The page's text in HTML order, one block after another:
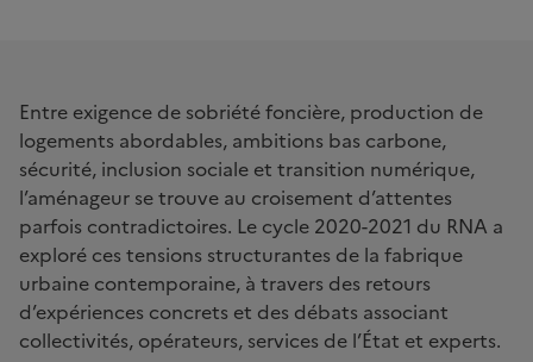
Entre exigence de sobriété foncière, production de
logements abordables, ambitions bas carbone,
sécurité, inclusion sociale et transition numérique,
l’aménageur se trouve au croisement d’attentes
parfois contradictoires. Le cycle 2020-2021 du RNA a
exploré ces tensions structurantes de la fabrique
urbaine contemporaine, à travers des retours
d’expériences concrets et des débats associant
collectivités, opérateurs, services de l’État et experts.